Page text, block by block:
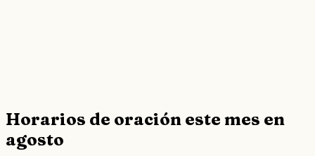
Horarios de oración este mes en
agosto